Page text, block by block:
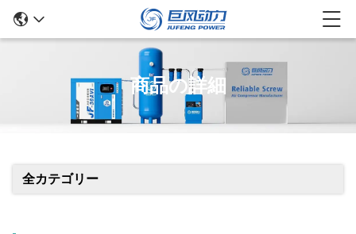
商品の詳細
全カテゴリー